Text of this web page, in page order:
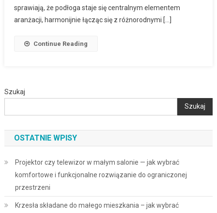
sprawiają, że podłoga staje się centralnym elementem
aranżacji, harmonijnie łącząc się z różnorodnymi […]
Continue Reading
Szukaj
Szukaj
OSTATNIE WPISY
Projektor czy telewizor w małym salonie — jak wybrać
komfortowe i funkcjonalne rozwiązanie do ograniczonej
przestrzeni
Krzesła składane do małego mieszkania – jak wybrać